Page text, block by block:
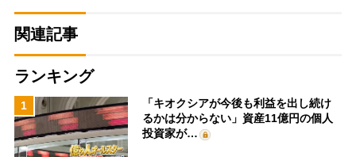
関連記事
ランキング
1
「キオクシアが今後も利益を出し続け
るかは分からない」資産11億円の個人
投資家が…